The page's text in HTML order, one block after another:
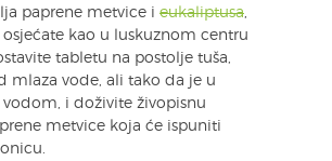
paprene metvice i eukaliptusa,
osjećate kao u luskuznom centru
tabletu na postolje tuša,
mlaza vode, ali tako da je u
i doživite živopisnu
metvice koja će ispuniti